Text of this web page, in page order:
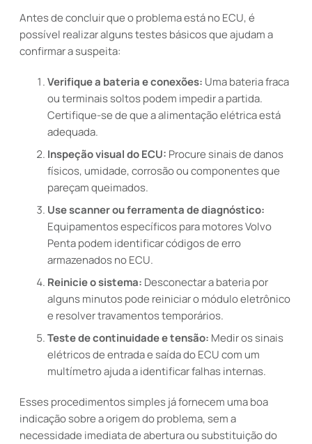
Antes de concluir que o problema está no ECU, é
possível realizar alguns testes básicos que ajudam a
confirmar a suspeita:
Verifique a bateria e conexões: Uma bateria fraca
ou terminais soltos podem impedir a partida.
Certifique-se de que a alimentação elétrica está
adequada.
Inspeção visual do ECU: Procure sinais de danos
físicos, umidade, corrosão ou componentes que
pareçam queimados.
Use scanner ou ferramenta de diagnóstico:
Equipamentos específicos para motores Volvo
Penta podem identificar códigos de erro
armazenados no ECU.
Reinicie o sistema: Desconectar a bateria por
alguns minutos pode reiniciar o módulo eletrônico
e resolver travamentos temporários.
Teste de continuidade e tensão: Medir os sinais
elétricos de entrada e saída do ECU com um
multímetro ajuda a identificar falhas internas.
Esses procedimentos simples já fornecem uma boa
indicação sobre a origem do problema, sem a
necessidade imediata de abertura ou substituição do